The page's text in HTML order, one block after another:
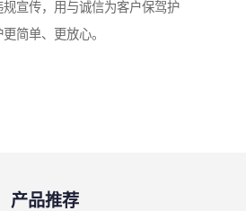
宣传，用与诚信为客户保驾护
简单、更放心。
产品推荐